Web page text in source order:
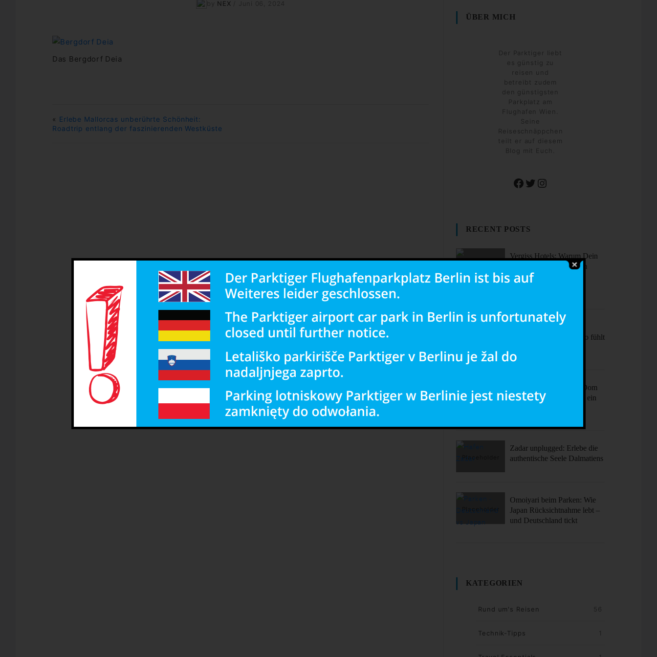
NEX
Das Bergdorf Deia
« Erlebe Mallorcas unberührte Schönheit:
Roadtrip entlang der faszinierenden Westküste
ÜBER MICH
Der Parktiger liebt
es günstig zu
reisen und
betreibt zudem
den günstigsten
Parkplatz am
Flughafen Wien.
Seine
Reiseschnäppchen
teilt er auf diesem
Blog mit Euch.
Facebook
TwitterInstagram
RECENT POSTS
Vergiss Hotels: Warum Dein
nächster Urlaub in einem
dieser coolen Airbnbs
Sehenswürdigkeiten – So fühlt
Ciao Milano! Mehr als Dom
& Mode – Dein Plan für ein
Zadar unplugged: Erlebe die
authentische Seele Dalmatiens
Omoiyari beim Parken: Wie
Japan Rücksichtnahme lebt –
und Deutschland tickt
KATEGORIEN
Rund um's Reisen 56
Technik-Tipps 1